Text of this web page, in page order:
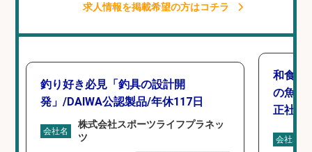
求人情報を掲載希望の方はコチラ
釣り好き必見「釣具の設計開
発」/DAIWA公認製品/年休117日
会社名
株式会社スポーツライフプラネッ
ツ
和食,
の魚と
正社員
会社名